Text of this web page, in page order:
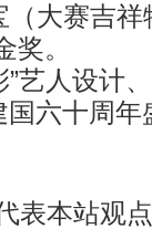
大赛吉祥
。
艺人设计
六十周
表本站观点